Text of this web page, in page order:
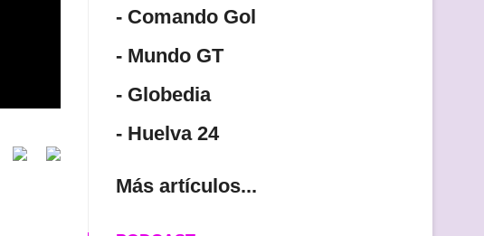
- Comando Gol
- Mundo GT
- Globedia
- Huelva 24
Más artículos...